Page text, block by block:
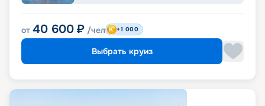
от 40 600 ₽ /чел +1 000
Выбрать круиз